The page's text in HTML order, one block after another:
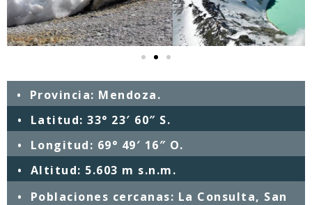
• Provincia: Mendoza.
• Latitud: 33° 23′ 60″ S.
• Longitud: 69° 49′ 16″ O.
• Altitud: 5.603 m s.n.m.
• Poblaciones cercanas: La Consulta, San